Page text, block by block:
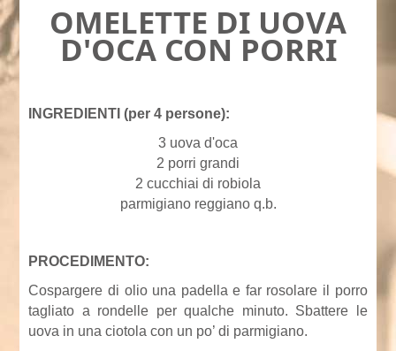
OMELETTE DI UOVA
D'OCA CON PORRI
INGREDIENTI (per 4 persone):
3 uova d'oca
2 porri grandi
2 cucchiai di robiola
parmigiano reggiano q.b.
PROCEDIMENTO:
Cospargere di olio una padella e far rosolare il porro
tagliato a rondelle per qualche minuto. Sbattere le
uova in una ciotola con un po’ di parmigiano.